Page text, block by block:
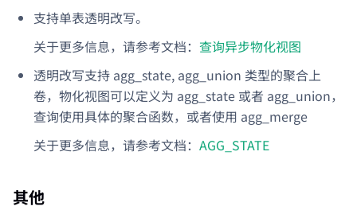
支持单表透明改写。
关于更多信息，请参考文档： 查询异步物化视图
透明改写支持 agg_state, agg_union 类型的聚合上
卷，物化视图可以定义为 agg_state 或者 agg_union，
查询使用具体的聚合函数，或者使用 agg_merge
关于更多信息，请参考文档： AGG_STATE
其他